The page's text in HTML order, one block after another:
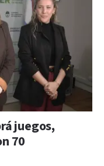
juegos,
70